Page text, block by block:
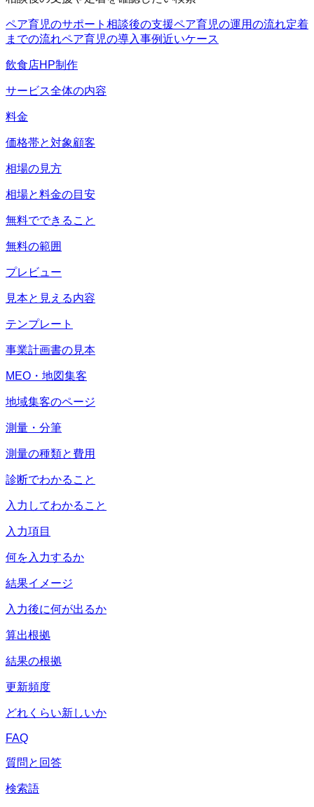
ペア育児のサポート 相談後の支援ペア育児の運用の流れ定着
までの流れペア育児の導入事例近いケース
飲食店HP制作
サービス全体の内容
料金
価格帯と対象顧客
相場の見方
相場と料金の目安
無料でできること
無料の範囲
プレビュー
見本と見える内容
テンプレート
事業計画書の見本
MEO・地図集客
地域集客のページ
測量・分筆
測量の種類と費用
診断でわかること
入力してわかること
入力項目
何を入力するか
結果イメージ
入力後に何が出るか
算出根拠
結果の根拠
更新頻度
どれくらい新しいか
FAQ
質問と回答
検索語